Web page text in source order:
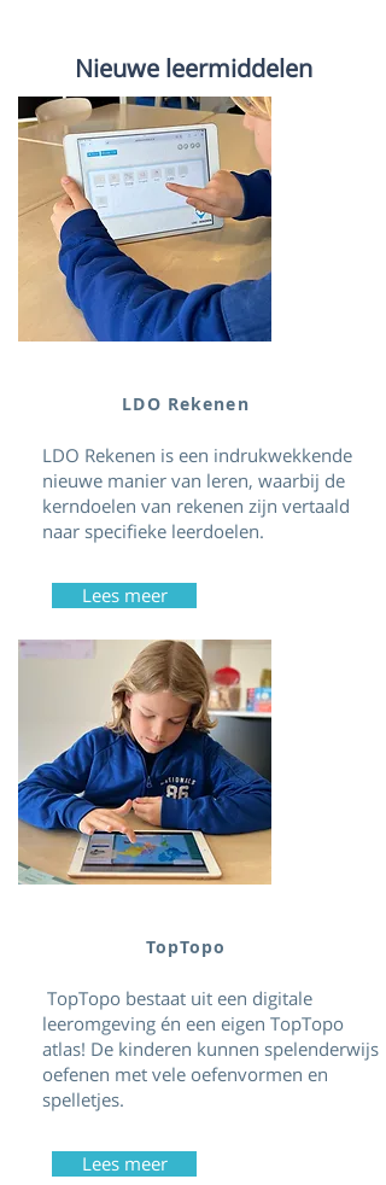
Nieuwe leermiddelen
LDO Rekenen
LDO Rekenen is een indrukwekkende
nieuwe manier van leren, waarbij de
kerndoelen van rekenen zijn vertaald
naar specifieke leerdoelen.
Lees meer
TopTopo
TopTopo bestaat uit een digitale
leeromgeving én een eigen TopTopo
atlas! De kinderen kunnen spelenderwijs
oefenen met vele oefenvormen en
spelletjes.
Lees meer